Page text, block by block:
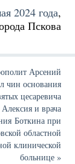
2024 года,
Пскова
Арсений
чин основания
цесаревича
Алексия и врача
Боткина при
областной
клинической
больнице»